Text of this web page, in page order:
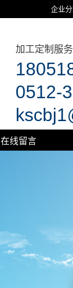
企业
加工定制服务
0512-
在线留言